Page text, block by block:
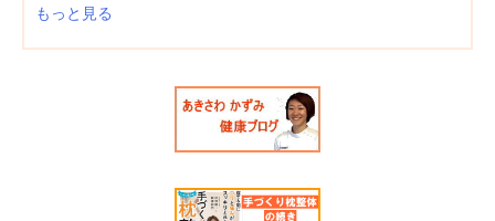
もっと見る